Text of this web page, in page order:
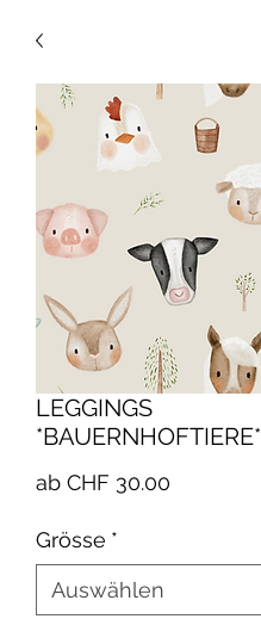
LEGGINGS
*BAUERNHOFTIERE*
ab CHF 30.00
Grösse *